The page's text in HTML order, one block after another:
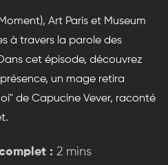
Art Paris et Museum
à travers la parole des
cet épisode, découvrez
un mage retira
de Capucine Vever, raconté
: 2 mins